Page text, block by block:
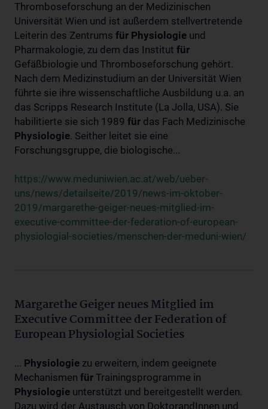
Thromboseforschung an der Medizinischen
Universität Wien und ist außerdem stellvertretende
Leiterin des Zentrums für Physiologie und
Pharmakologie, zu dem das Institut für
Gefäßbiologie und Thromboseforschung gehört.
Nach dem Medizinstudium an der Universität Wien
führte sie ihre wissenschaftliche Ausbildung u.a. an
das Scripps Research Institute (La Jolla, USA). Sie
habilitierte sie sich 1989 für das Fach Medizinische
Physiologie. Seither leitet sie eine
Forschungsgruppe, die biologische...
https://www.meduniwien.ac.at/web/ueber-
uns/news/detailseite/2019/news-im-oktober-
2019/margarethe-geiger-neues-mitglied-im-
executive-committee-der-federation-of-european-
physiologial-societies/menschen-der-meduni-wien/
Margarethe Geiger neues Mitglied im
Executive Committee der Federation of
European Physiologial Societies
... Physiologie zu erweitern, indem geeignete
Mechanismen für Trainingsprogramme in
Physiologie unterstützt und bereitgestellt werden.
Dazu wird der Austausch von DoktorandInnen und